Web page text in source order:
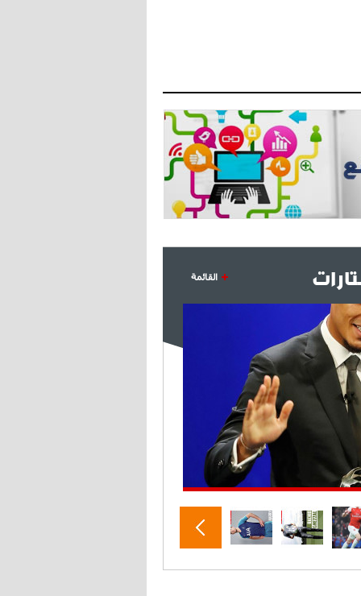
18:30
- 2021/07/25
لوكاتيلي يؤكد نيته في الانتقال إلى
جوفنتوس عبر تويتر!
18:10
- 2021/07/25
أنشيلوتي يصر على جلب كيليني
وقدوم الإيطالي يقترب
القائمة